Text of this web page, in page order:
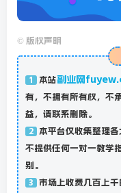
© 版权声明
1 本站副业网
有，不拥有所有权，不
益，请联系删除。
2
本平台仅收集整理各
不提供任何一对一教学
别。
3
市场上收费几百上